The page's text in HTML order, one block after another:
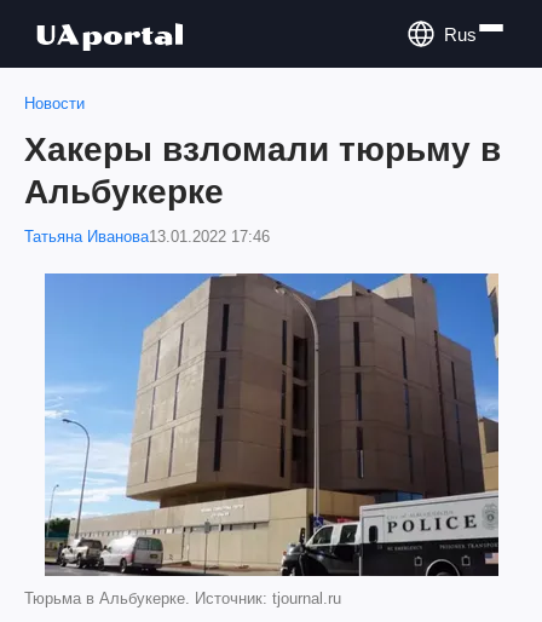
Rus
Новости
Хакеры взломали тюрьму в
Альбукерке
Татьяна Иванова13.01.2022 17:46
Тюрьма в Альбукерке. Источник: tjournal.ru